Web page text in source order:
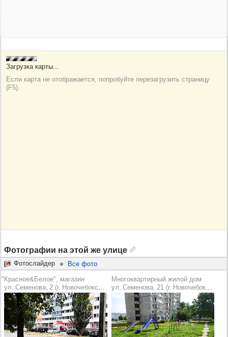
Фотографии на этой же улице
Фотослайдер
Все фото
"Красное&Белое", магазин
ул. Семенова, 2 (г. Новочебоксарск)
Многоквартирный жилой дом
ул. Семенова, 21 (г. Новочебоксарск)